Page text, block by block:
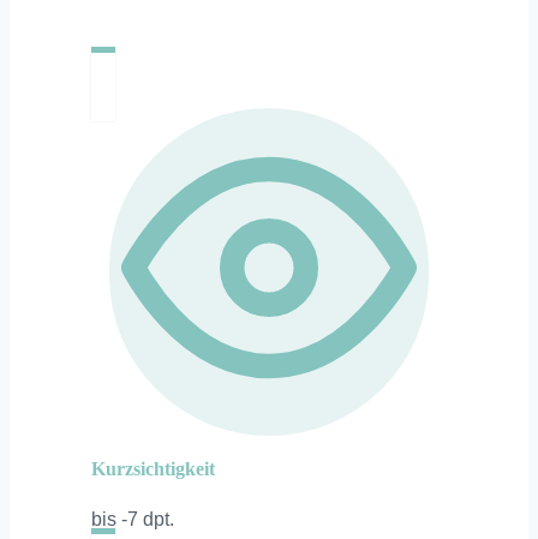
Kurzsichtigkeit
bis -7 dpt.